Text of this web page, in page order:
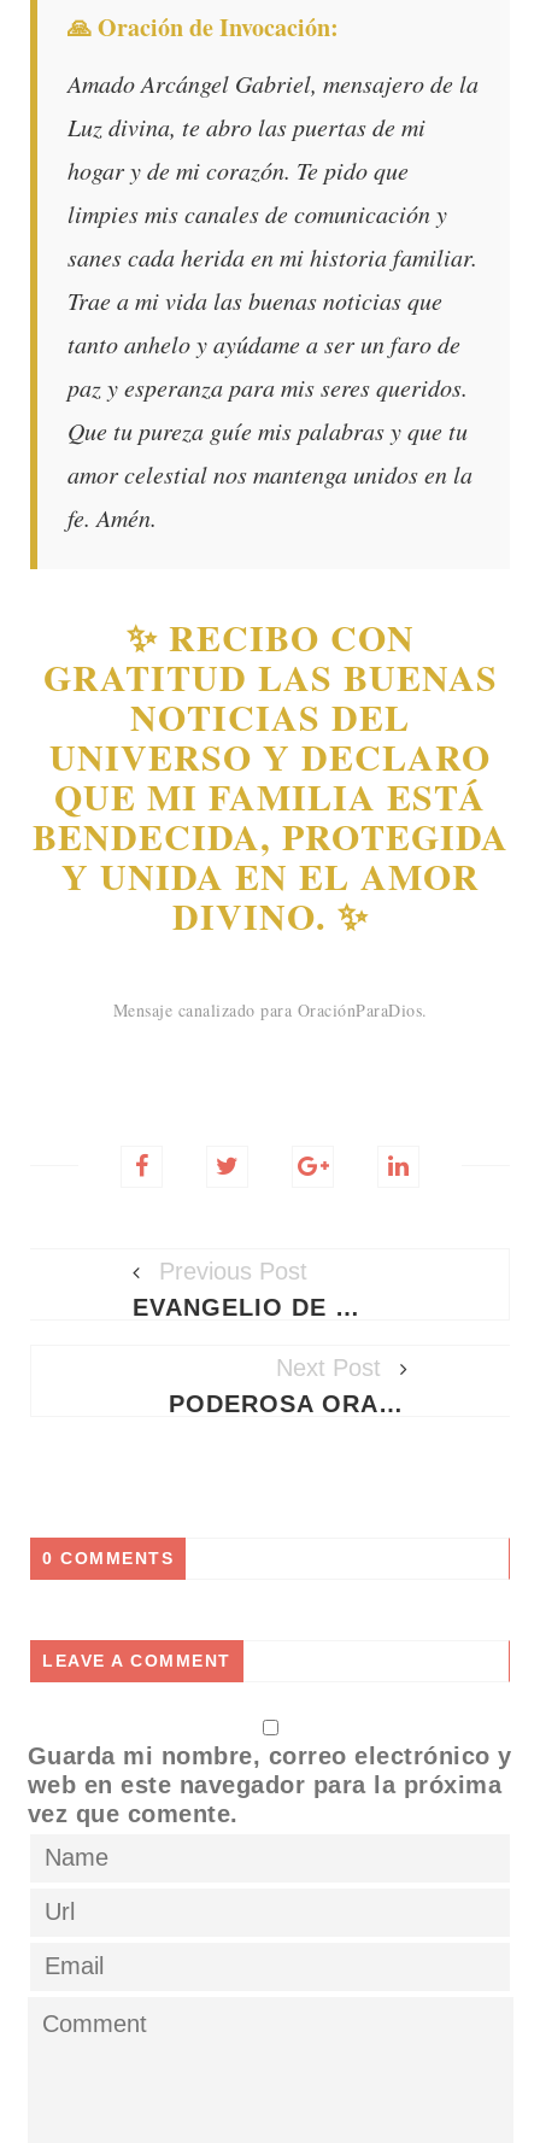
🙏 Oración de Invocación:
Amado Arcángel Gabriel, mensajero de la
Luz divina, te abro las puertas de mi
hogar y de mi corazón. Te pido que
limpies mis canales de comunicación y
sanes cada herida en mi historia familiar.
Trae a mi vida las buenas noticias que
tanto anhelo y ayúdame a ser un faro de
paz y esperanza para mis seres queridos.
Que tu pureza guíe mis palabras y que tu
amor celestial nos mantenga unidos en la
fe. Amén.
✨ RECIBO CON
GRATITUD LAS BUENAS
NOTICIAS DEL
UNIVERSO Y DECLARO
QUE MI FAMILIA ESTÁ
BENDECIDA, PROTEGIDA
Y UNIDA EN EL AMOR
DIVINO. ✨
Mensaje canalizado para OraciónParaDios.
Previous Post
EVANGELIO DE HOY LUNES 25 DE MAYO DE 2026 - REFLEXIÓN Y AUDIO
Next Post
PODEROSA ORACIÓN A SAN MARCOS EVANGELISTA PARA RESTAURAR EL MATRIMONIO Y TRAER PAZ AL HOGAR
0 COMMENTS
LEAVE A COMMENT
Guarda mi nombre, correo electrónico y
web en este navegador para la próxima
vez que comente.